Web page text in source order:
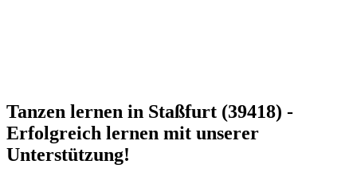
Tanzen lernen in Staßfurt (39418) -
Erfolgreich lernen mit unserer
Unterstützung!